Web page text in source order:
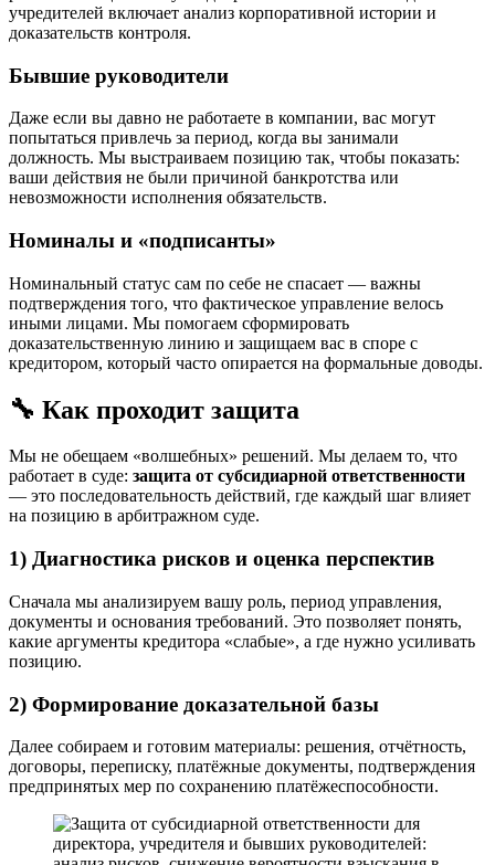
учредителей включает анализ корпоративной истории и
доказательств контроля.
Бывшие руководители
Даже если вы давно не работаете в компании, вас могут
попытаться привлечь за период, когда вы занимали
должность. Мы выстраиваем позицию так, чтобы показать:
ваши действия не были причиной банкротства или
невозможности исполнения обязательств.
Номиналы и «подписанты»
Номинальный статус сам по себе не спасает — важны
подтверждения того, что фактическое управление велось
иными лицами. Мы помогаем сформировать
доказательственную линию и защищаем вас в споре с
кредитором, который часто опирается на формальные доводы.
🔧 Как проходит защита
Мы не обещаем «волшебных» решений. Мы делаем то, что
работает в суде: защита от субсидиарной ответственности
— это последовательность действий, где каждый шаг влияет
на позицию в арбитражном суде.
1) Диагностика рисков и оценка перспектив
Сначала мы анализируем вашу роль, период управления,
документы и основания требований. Это позволяет понять,
какие аргументы кредитора «слабые», а где нужно усиливать
позицию.
2) Формирование доказательной базы
Далее собираем и готовим материалы: решения, отчётность,
договоры, переписку, платёжные документы, подтверждения
предпринятых мер по сохранению платёжеспособности.